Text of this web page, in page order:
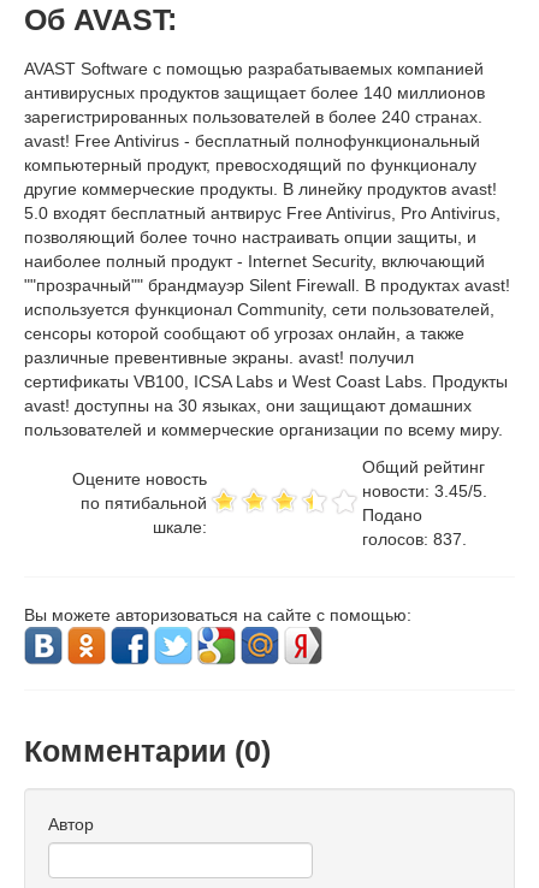
Об AVAST:
AVAST Software с помощью разрабатываемых компанией
антивирусных продуктов защищает более 140 миллионов
зарегистрированных пользователей в более 240 странах.
avast! Free Antivirus - бесплатный полнофункциональный
компьютерный продукт, превосходящий по функционалу
другие коммерческие продукты. В линейку продуктов avast!
5.0 входят бесплатный антвирус Free Antivirus, Pro Antivirus,
позволяющий более точно настраивать опции защиты, и
наиболее полный продукт - Internet Security, включающий
""прозрачный"" брандмауэр Silent Firewall. В продуктах avast!
используется функционал Community, сети пользователей,
сенсоры которой сообщают об угрозах онлайн, а также
различные превентивные экраны. avast! получил
сертификаты VB100, ICSA Labs и West Coast Labs. Продукты
avast! доступны на 30 языках, они защищают домашних
пользователей и коммерческие организации по всему миру.
Оцените новость
по пятибальной
шкале:
Общий рейтинг
новости: 3.45/5.
Подано
голосов: 837
Вы можете авторизоваться на сайте с помощью:
Комментарии (0)
Автор